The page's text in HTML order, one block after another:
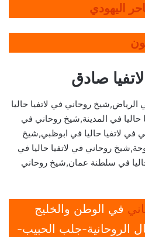
اليهودي
صادق
الرياض,شيخ روحاني في لاتفيا حاليا
في المدينة,شيخ روحاني في
في لاتفيا حاليا في ابوظبي,شيخ
روحاني في لاتفيا حاليا في
في سلطنة عمان,شيخ روحاني
في الوطن والخليج
الروحانية-جلب الحبيب-